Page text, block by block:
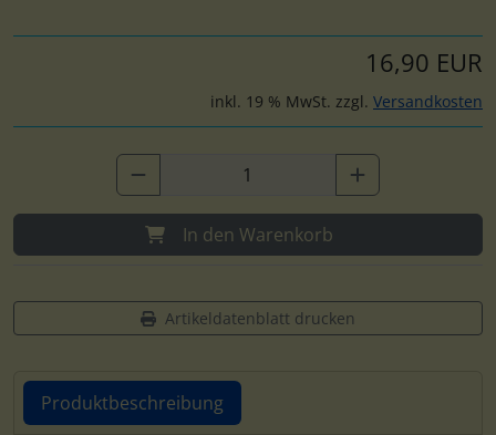
16,90 EUR
inkl. 19 % MwSt. zzgl. Versandkosten
In den Warenkorb
Artikeldatenblatt drucken
Produktbeschreibung